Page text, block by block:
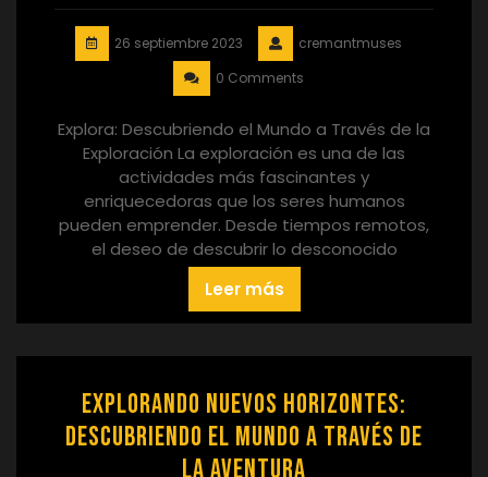
26 septiembre 2023
cremantmuses
0 Comments
Explora: Descubriendo el Mundo a Través de la
Exploración La exploración es una de las
actividades más fascinantes y
enriquecedoras que los seres humanos
pueden emprender. Desde tiempos remotos,
el deseo de descubrir lo desconocido
Leer más
Explorando nuevos horizontes:
Descubriendo el mundo a través de
la aventura